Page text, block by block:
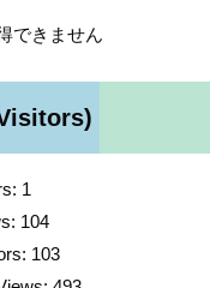
できません
1
104
103